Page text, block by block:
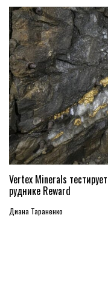
Vertex Minerals
руднике Reward
Диана Тараненко